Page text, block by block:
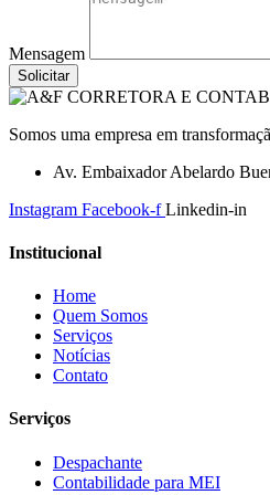
Mensagem
Solicitar
Somos uma empresa em
Av. Embaixador Abelardo
Instagram Facebook-f Linkedin-in
Institucional
Home
Quem Somos
Serviços
Notícias
Contato
Serviços
Despachante
Contabilidade para MEI